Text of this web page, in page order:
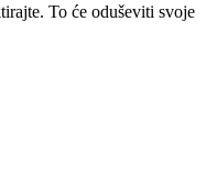
To će oduševiti svoje